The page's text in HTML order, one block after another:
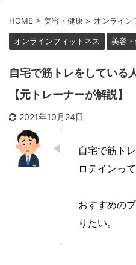
HOME > 美容・健康 > オンライン
オンラインフィットネス 美容
自宅で筋トレをしている
【元トレーナーが解説】
2021年10月24日
自宅で筋ト
ロテインっ
おすすめの
りたい。